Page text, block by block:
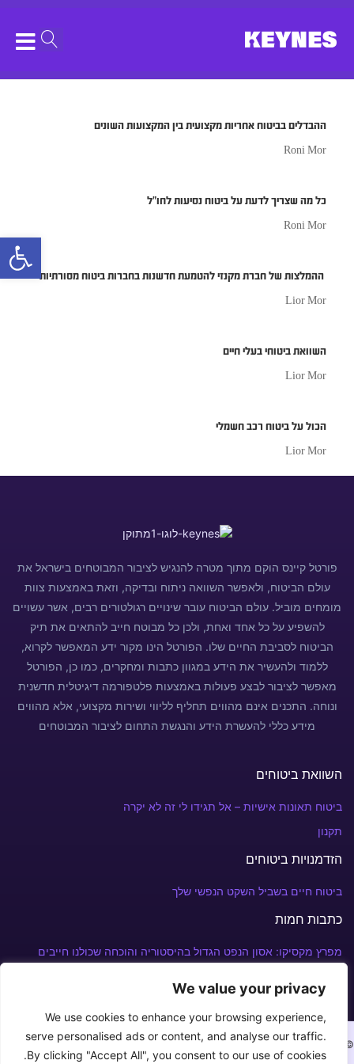
We value your privacy
We use cookies to enhance your browsing experience,
serve personalised ads or content, and analyse our traffic.
By clicking "Accept All", you consent to our use of cookies.
Month:October 2022
ההבדלים בביטוח אחריות מקצועית בין המקצועות השונים
Roni Mor
כל מה שצריך לדעת על ביטוח נסיעות לחו”ל
Roni Mor
ההמלצות של חברת מקנזי להטמעת חדשנות בחברות ביטוח מסורתיות
Lior Mor
השוואת ביטוחי בעלי חיים
Lior Mor
הכול על ביטוח רכב חשמלי
Lior Mor
פורטל קיינס הוקם מתוך מטרה להנגיש לציבור המבוטחים בישראל את
עולם הביטוח, ולאפשר השוואה ניתוח ובדיקה, וזאת באמצעות צוות
מומחים מוביל. עולם הביטוח עובר שינויים רגולטורים רבים, אשר עשויים
להשפיע על כל אחד ואחת, ולכן כל מבוטח חייב להתאים את תיק
הביטוח לסביבת החיים שלו. הפורטל הינו מקור ידע המאפשר לקרוא,
ללמוד ולהעשיר את הידע במגוון כתבות ומחקרים, כמו כן, הפורטל
מאפשר לציבור לבצע פעולות באמצעות פלטפורמה דיגיטלית חדשנית
ונוחה. התכנים אינם מהווים תחליף לליווי ושירות מקצועי, אלא מהווים
מידע כללי להעשרת הידע והנגשת התחום לציבור המבוטחים
השוואת ביטוחים
ביטוח תאונות אישיות – אל תגידו לי זה לא יקרה
תקנון
הזדמנויות ביטוחים
ביטוח חיים בשביל השקט הנפשי שלך
כתבות חמות
מפרץ מקסיקו: אסון הנפט הגדול בהיסטוריה והוכחה שכולנו חייבים
© Copyright 2026 צרו איתנו קשר במספר: +972 52-240-3930⁩